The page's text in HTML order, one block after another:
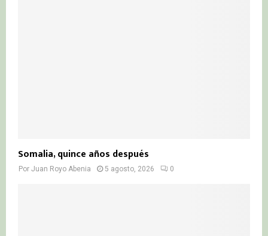
Somalia, quince años después
Por Juan Royo Abenia 5 agosto, 2026 0